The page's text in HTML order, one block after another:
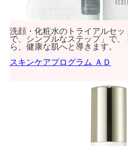
洗顔・化粧水のトライアルセッ
で、シンプルなステップ」で
ら、健康な肌へと導きます。
スキンケアプログラム ＡＤ